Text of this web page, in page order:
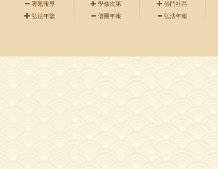
專題報導
弘法年鑒
學修次第
僧團年報
佛門社區
弘法年報